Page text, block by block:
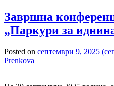
Завршна
„Паркури за
Posted on септември 9, 2025
Prenkova